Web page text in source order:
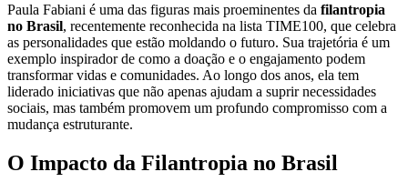
Paula Fabiani é uma das figuras mais proeminentes da filantropia
no Brasil, recentemente reconhecida na lista TIME100, que celebra
as personalidades que estão moldando o futuro. Sua trajetória é um
exemplo inspirador de como a doação e o engajamento podem
transformar vidas e comunidades. Ao longo dos anos, ela tem
liderado iniciativas que não apenas ajudam a suprir necessidades
sociais, mas também promovem um profundo compromisso com a
mudança estruturante.
O Impacto da Filantropia no Brasil